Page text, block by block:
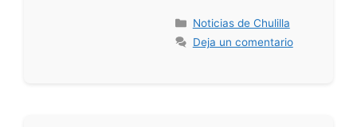
Categorías
Noticias de Chulilla
Deja un comentario